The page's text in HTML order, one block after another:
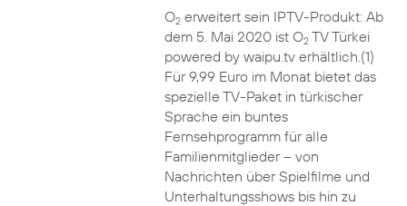
O2erweitert sein IPTV-Produkt: Ab
dem 5. Mai 2020 ist O2TV Türkei
powered by waipu.tv erhältlich.(1)
Für 9,99 Euro im Monat bietet das
spezielle TV-Paket in türkischer
Sprache ein buntes
Fernsehprogramm für alle
Familienmitglieder – von
Nachrichten über Spielfilme und
Unterhaltungsshows bis hin zu